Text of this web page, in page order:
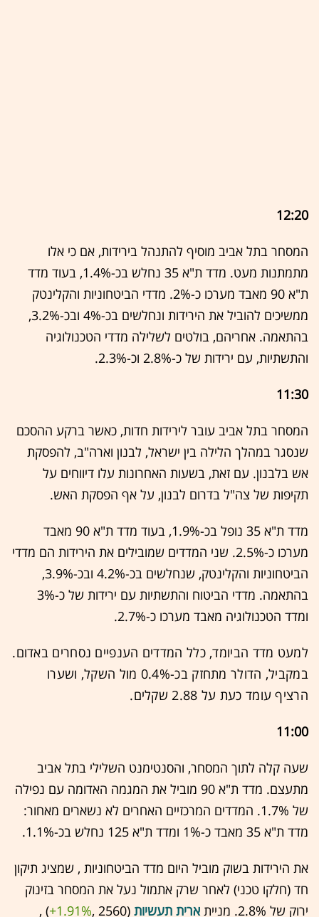
12:20
המסחר בתל אביב מוסיף להתנהל בירידות, אם כי אלו
מתמתנות מעט. מדד ת"א 35 נחלש בכ-1.4%, בעוד מדד
ת"א 90 מאבד מערכו כ-2%. מדדי הביטחוניות והקלינטק
ממשיכים להוביל את הירידות ונחלשים בכ-4% ובכ-3.2%,
בהתאמה. אחריהם, בולטים לשלילה מדדי הטכנולוגיה
והתשתיות, עם ירידות של כ-2.8% וכ-2.3%.
11:30
המסחר בתל אביב עובר לירידות חדות, כאשר ברקע ההסכם
שנסגר במהלך הלילה בין ישראל, לבנון וארה"ב, להפסקת
אש בלבנון. עם זאת, בשעות האחרונות עלו דיווחים על
תקיפות של צה"ל בדרום לבנון, על אף הפסקת האש.
מדד ת"א 35 נופל בכ-1.9%, בעוד מדד ת"א 90 מאבד
מערכו כ-2.5%. שני המדדים שמובילים את הירידות הם מדדי
הביטחוניות והקלינטק, שנחלשים בכ-4.2% ובכ-3.9%,
בהתאמה. מדדי הביטוח והתשתיות עם ירידות של כ-3%
ומדד הטכנולוגיה מאבד מערכו כ-2.7%.
למעט מדד הביומד, כלל המדדים הענפיים נסחרים באדום.
במקביל, הדולר מתחזק בכ-0.4% מול השקל, ושערו
הרציף עומד כעת על 2.88 שקלים.
11:00
שעה קלה לתוך המסחר, והסנטימנט השלילי בתל אביב
מתעצם. מדד ת"א 90 מוביל את המגמה האדומה עם נפילה
של 1.7%. המדדים המרכזיים האחרים לא נשארים מאחור:
מדד ת"א 35 מאבד כ-1% ומדד ת"א 125 נחלש בכ-1.1%.
את הירידות בשוק מוביל היום מדד הביטחוניות , שמציג תיקון
חד (חלקו טכני) לאחר שרק אתמול נעל את המסחר בזינוק
ירוק של 2.8%. מניית
ארית תעשיות (2560 ,‎
+1.91%
‏) ,